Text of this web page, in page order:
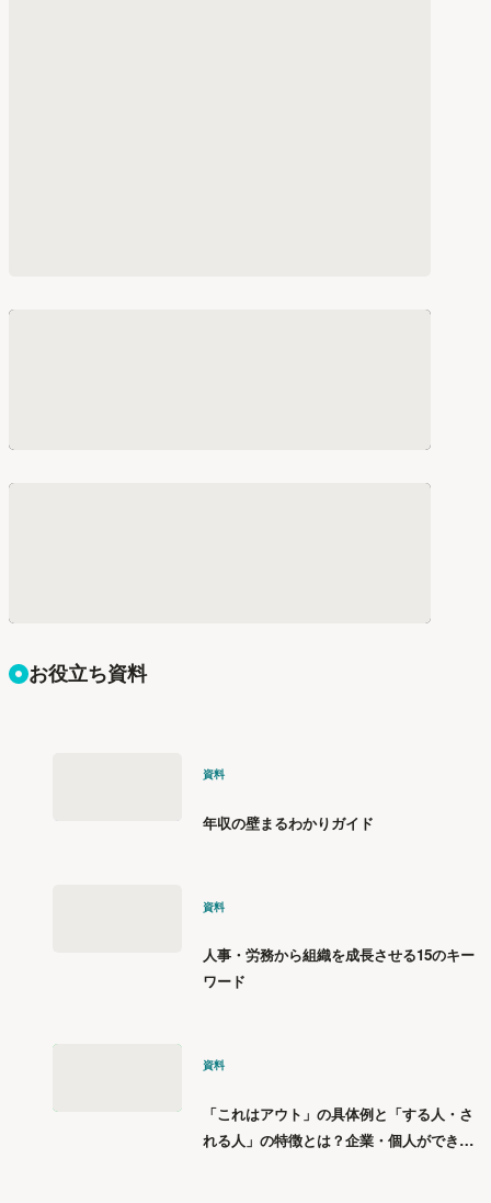
お役立ち資料
資料
年収の壁まるわかりガイド
資料
人事・労務から組織を成長させる15のキー
ワード
資料
「これはアウト」の具体例と「する人・さ
れる人」の特徴とは？企業・個人ができる